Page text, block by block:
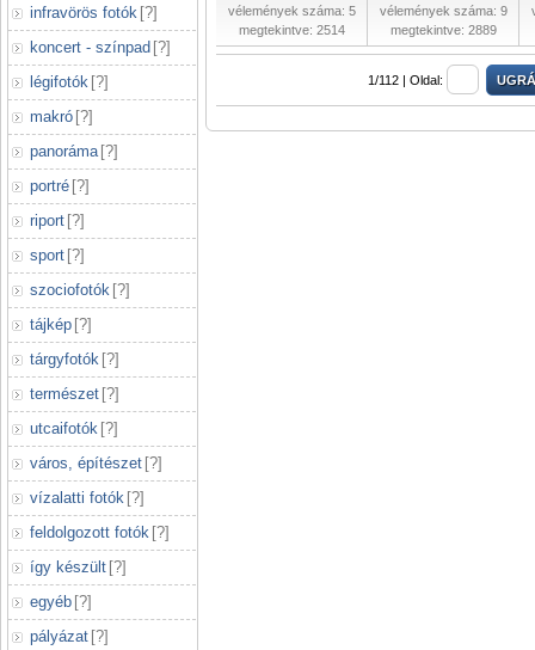
infravörös fotók [?]
koncert - színpad [?]
légifotók [?]
makró [?]
panoráma [?]
portré [?]
riport [?]
sport [?]
szociofotók [?]
tájkép [?]
tárgyfotók [?]
természet [?]
utcaifotók [?]
város, építészet [?]
vízalatti fotók [?]
feldolgozott fotók [?]
így készült [?]
egyéb [?]
pályázat [?]
vélemények száma: 5
megtekintve: 2514
vélemények száma: 9
megtekintve: 2889
1/112 | Oldal: